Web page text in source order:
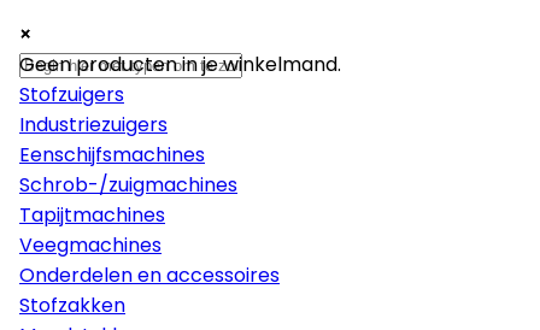
×
Machines
Stofzuigers
Industriezuigers
Eenschijfsmachines
Schrob-/zuigmachines
Tapijtmachines
Veegmachines
Onderdelen en accessoires
Stofzakken
×
×
Geen producten in je winkelmand.